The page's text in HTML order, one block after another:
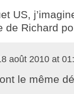
US,
de Richard
août 2010 at
le même